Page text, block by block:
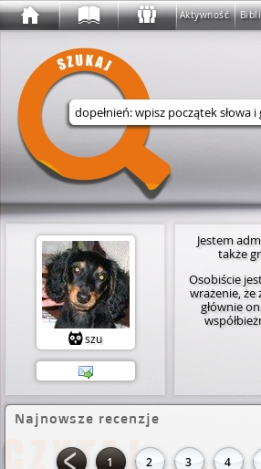
Aktywność
Wyszukaj w serwisie
szu
Jestem
także
Osobiście
wrażenie,
głównie
Najnowsze recenzje
1 2 3 4